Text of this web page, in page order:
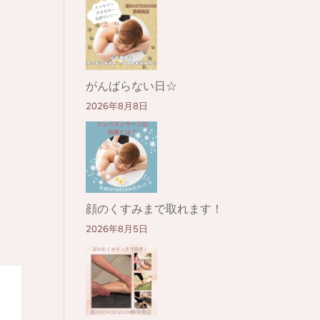
がんばらない日☆
2026年8月8日
顔のくすみまで取れます！
2026年8月5日